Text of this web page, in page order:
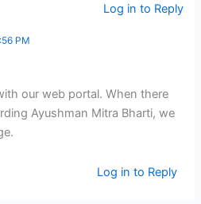
Log in to Reply
PM
our web portal. When there
Ayushman Mitra Bharti, we
Log in to Reply